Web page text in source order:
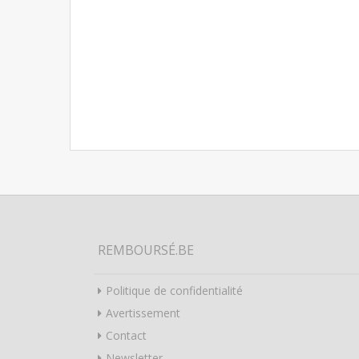
REMBOURSÉ.BE
Politique de confidentialité
Avertissement
Contact